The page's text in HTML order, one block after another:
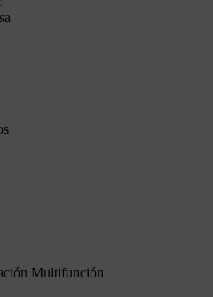
Multifunción